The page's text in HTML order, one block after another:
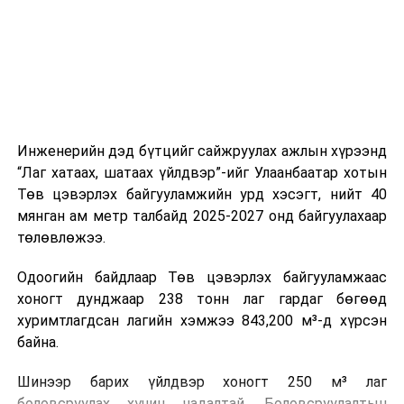
өдөр тутмын ажлын бэлэн байдлыг хангах зэрэг
практик ур чадварыг сургалтын хөтөлбөрт тусгажээ.
Сургалтыг танилцуулах лекц, асуулт-хариулт,
жишээнд суурилсан сургалт, багаар ажиллах дасгал,
танилцах, онцгой нөхцөлд ажиллах дадлага зэрэг
онол, практик хосолсон хэлбэрээр зохион байгуулж
байна.
зохион байгуулах Үндэсний хорооны Ажлын алба,
Инженерийн дэд бүтцийг сайжруулах ажлын хүрээнд
“Лаг хатаах, шатаах үйлдвэр”-ийг Улаанбаатар хотын
Төв цэвэрлэх байгууламжийн урд хэсэгт, нийт 40
мянган ам метр талбайд 2025-2027 онд байгуулахаар
төлөвлөжээ.
Одоогийн байдлаар Төв цэвэрлэх байгууламжаас
хоногт дунджаар 238 тонн лаг гардаг бөгөөд
хуримтлагдсан лагийн хэмжээ 843,200 м³-д хүрсэн
байна.
Шинээр барих үйлдвэр хоногт 250 м³ лаг